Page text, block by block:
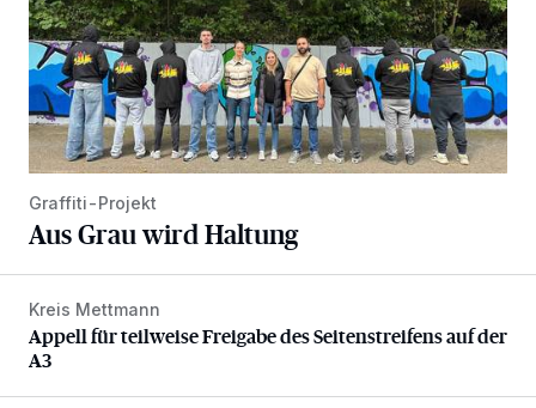
Graffiti-Projekt
Aus Grau wird Haltung
Appell für teilweise Freigabe des Seitenstreifens auf der A3
Kreis Mettmann
Appell für teilweise Freigabe des Seitenstreifens auf der
A3